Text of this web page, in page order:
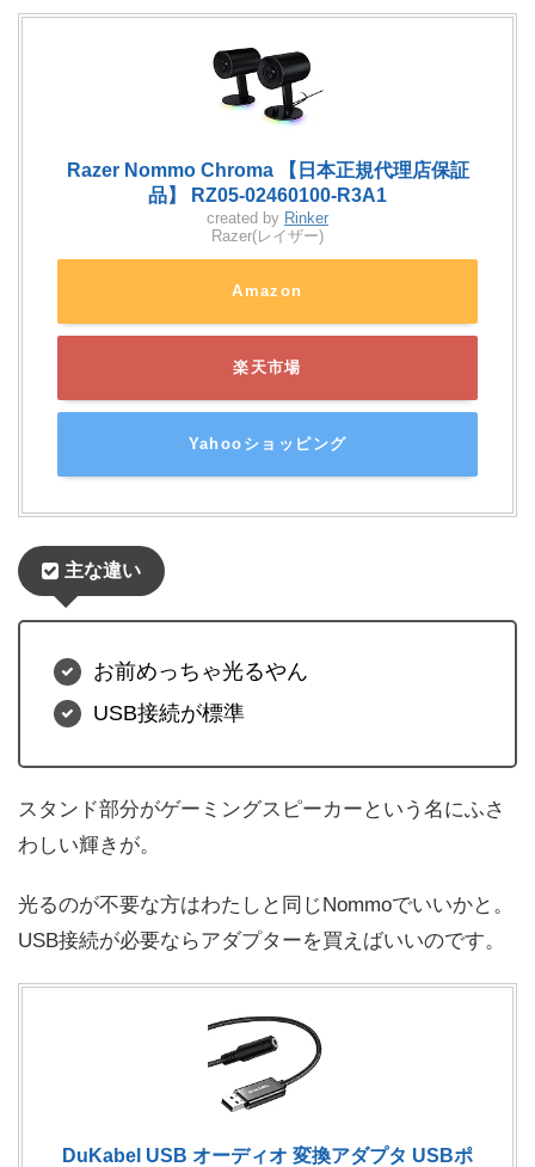
Razer Nommo Chroma 【日本正規代理店保証
品】 RZ05-02460100-R3A1
created by Rinker
Razer(レイザー)
Amazon
楽天市場
Yahooショッピング
主な違い
お前めっちゃ光るやん
USB接続が標準
スタンド部分がゲーミングスピーカーという名にふさ
わしい輝きが。
光るのが不要な方はわたしと同じNommoでいいかと。
USB接続が必要ならアダプターを買えばいいのです。
DuKabel USB オーディオ 変換アダプタ USBポ